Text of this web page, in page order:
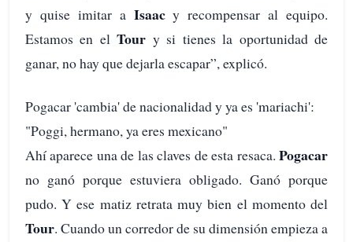
y quise imitar a Isaacy recompensar al equipo.
Estamos en elTour y si tienes la oportunidad de
ganar, no hay que dejarla escapar”, explicó.
Pogacar 'cambia' de nacionalidad y ya es 'mariachi':
"Poggi, hermano, ya eres mexicano"
Ahí aparece una de las claves de esta resaca. Pogacar
no ganó porque estuviera obligado. Ganó porque
pudo. Y ese matiz retrata muy bien el momento del
Tour. Cuando un corredor de su dimensión empieza a